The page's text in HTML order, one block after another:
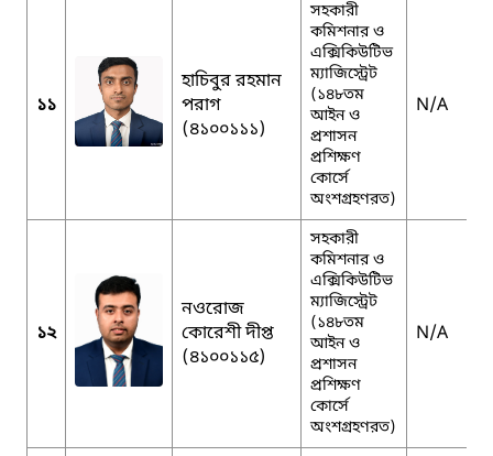
১১
হাচিবুর রহমান
পরাগ
(৪১০০১১১)
সহকারী
কমিশনার ও
এক্সিকিউটিভ
ম্যাজিস্ট্রেট
(১৪৮তম
আইন ও
প্রশাসন
প্রশিক্ষণ
কোর্সে
অংশগ্রহণরত)
N/A
১২
নওরোজ
কোরেশী দীপ্ত
(৪১০০১১৫)
সহকারী
কমিশনার ও
এক্সিকিউটিভ
ম্যাজিস্ট্রেট
(১৪৮তম
আইন ও
প্রশাসন
প্রশিক্ষণ
কোর্সে
অংশগ্রহণরত)
N/A